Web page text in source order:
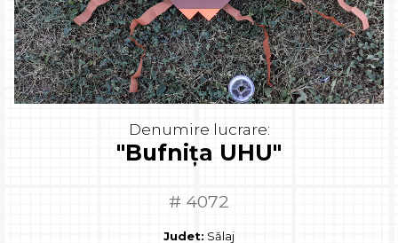
Denumire lucrare:
"Bufnița UHU"
# 4072
Judet: Sălaj